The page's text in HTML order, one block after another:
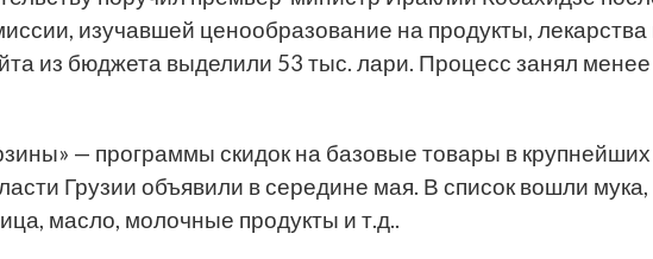
изучавшей ценообразование на продукты, лекарства
из бюджета выделили 53 тыс. лари. Процесс занял менее
— программы скидок на базовые товары в крупнейших
Грузии объявили в середине мая. В список вошли мука,
масло, молочные продукты и т.д..